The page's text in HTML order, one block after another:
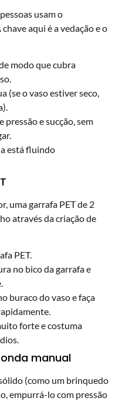
usam o
aqui é a vedação e o
modo que cubra
(se o vaso estiver seco,
pressão e sucção, sem
está fluindo
uma garrafa PET de 2
através da criação de
PET.
no bico da garrafa e
buraco do vaso e faça
forte e costuma
manual
(como um brinquedo
empurrá-lo com pressão